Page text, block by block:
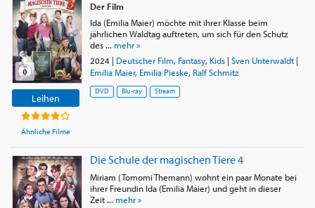
Leihen
Ähnliche Filme
Der Film
Ida (Emilia Maier) möchte mit ihrer Klasse beim
jährlichen Waldtag auftreten, um sich für den Schutz
des ... mehr »
2024| Deutscher Film, Fantasy, Kids| Sven Unterwaldt|
Emilia Maier, Emilia Pieske, Ralf Schmitz
DVD Blu-ray Stream
Die Schule der magischen Tiere 4
Miriam (Tomomi Themann) wohnt ein paar Monate bei
ihrer Freundin Ida (Emilia Maier) und geht in dieser
Zeit ... mehr »